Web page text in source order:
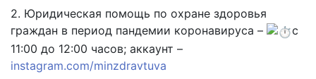
2. Юридическая помощь по охране здоровья
граждан в период пандемии коронавируса –
с
11:00 до 12:00 часов; аккаунт –
instagram.com/minzdravtuva